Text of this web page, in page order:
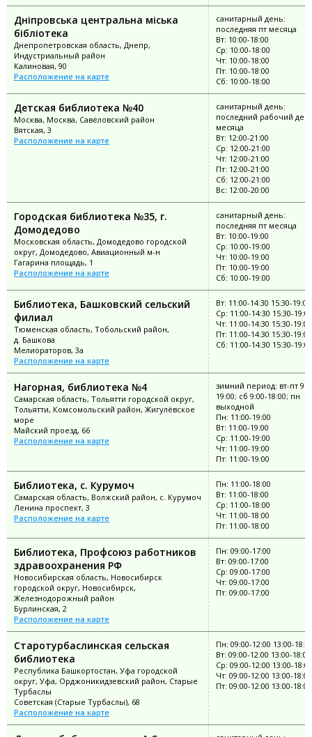
Дніпровська центральна міська
бібліотека
Днепропетровская область, Днепр,
Индустриальный район
Калиновая, 90
Расположение на карте
санитарный день:
последняя пт месяца
Вт: 10:00-18:00
Ср: 10:00-18:00
Чт: 10:00-18:00
Пт: 10:00-18:00
Сб: 10:00-18:00
Детская библиотека №40
Москва, Москва, Савёловский район
Вятская, 3
Расположение на карте
санитарный день:
последний рабочий
месяца
Вт: 12:00-21:00
Ср: 12:00-21:00
Чт: 12:00-21:00
Пт: 12:00-21:00
Сб: 12:00-21:00
Вс: 12:00-20:00
Городская библиотека №35, г.
Домодедово
Московская область, Домодедово городской
округ, Домодедово, Авиационный м-н
Гагарина площадь, 1
Расположение на карте
санитарный день:
последняя пт месяца
Вт: 10:00-19:00
Ср: 10:00-19:00
Чт: 10:00-19:00
Пт: 10:00-19:00
Сб: 10:00-19:00
Библиотека, Башковский сельский
филиал
Тюменская область, Тобольский район,
д. Башкова
Мелиораторов, 3а
Расположение на карте
Вт: 11:00-14:30 15:30-19:00
Ср: 11:00-14:30 15:30-19:00
Чт: 11:00-14:30 15:30-19:00
Пт: 11:00-14:30 15:30-19:00
Сб: 11:00-14:30 15:30-19:00
Нагорная, библиотека №4
Самарская область, Тольятти городской округ,
Тольятти, Комсомольский район, Жигулёвское
море
Майский проезд, 66
Расположение на карте
зимний период: вт-пт
19:00; сб 9:00-18:00; пн
выходной
Пн: 11:00-19:00
Вт: 11:00-19:00
Ср: 11:00-19:00
Чт: 11:00-19:00
Пт: 11:00-19:00
Библиотека, с. Курумоч
Самарская область, Волжский район, с. Курумоч
Ленина проспект, 3
Расположение на карте
Пн: 11:00-18:00
Вт: 11:00-18:00
Ср: 11:00-18:00
Чт: 11:00-18:00
Пт: 11:00-18:00
Библиотека, Профсоюз работников
здравоохранения РФ
Новосибирская область, Новосибирск
городской округ, Новосибирск,
Железнодорожный район
Бурлинская, 2
Расположение на карте
Пн: 09:00-17:00
Вт: 09:00-17:00
Ср: 09:00-17:00
Чт: 09:00-17:00
Пт: 09:00-17:00
Старотурбаслинская сельская
библиотека
Республика Башкортостан, Уфа городской
округ, Уфа, Орджоникидзевский район, Старые
Турбаслы
Советская (Старые Турбаслы), 68
Расположение на карте
Пн: 09:00-12:00 13:00-
Вт: 09:00-12:00 13:00-18:00
Ср: 09:00-12:00 13:00-18:00
Чт: 09:00-12:00 13:00-18:00
Пт: 09:00-12:00 13:00-18:00